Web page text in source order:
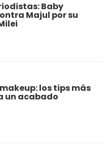
Baby
Majul por su
los tips más
un acabado